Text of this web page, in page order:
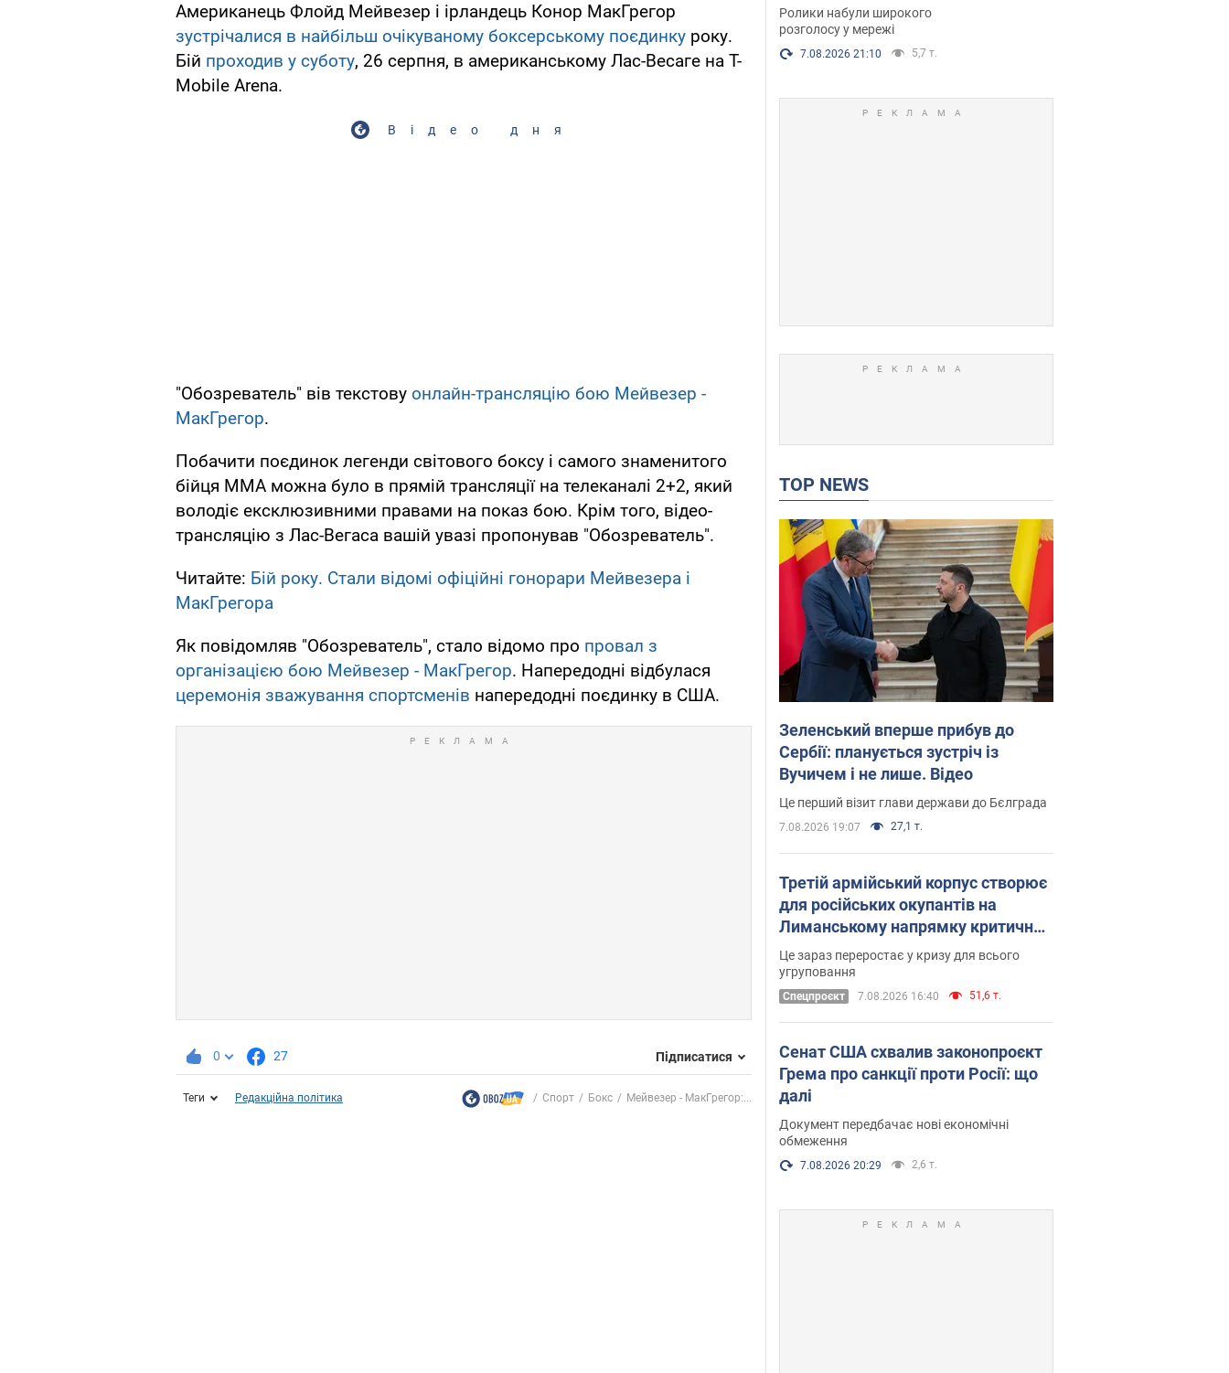
Американець Флойд Мейвезер і ірландець Конор МакГрегор
зустрічалися в найбільш очікуваному боксерському поєдинку року.
Бій проходив у суботу, 26 серпня, в американському Лас-Весаге на T-
Mobile Arena.
Відео дня
"Обозреватель" вів текстову онлайн-трансляцію бою Мейвезер -
МакГрегор.
Побачити поєдинок легенди світового боксу і самого знаменитого
бійця ММА можна було в прямій трансляції на телеканалі 2+2, який
володіє ексклюзивними правами на показ бою. Крім того, відео-
трансляцію з Лас-Вегаса вашій увазі пропонував "Обозреватель".
Читайте: Бій року. Стали відомі офіційні гонорари Мейвезера і
МакГрегора
Як повідомляв "Обозреватель", стало відомо про провал з
організацією бою Мейвезер - МакГрегор. Напередодні відбулася
церемонія зважування спортсменів напередодні поєдинку в США.
0 27 Підписатися
Теги Редакційна політика Спорт Бокс Мейвезер - МакГрегор:...
покарали. Відео
Ролики набули широкого
розголосу у мережі
7.08.2026 21:10 5,7 т.
TOP NEWS
Зеленський вперше прибув до
Сербії: планується зустріч із
Вучичем і не лише. Відео
Це перший візит глави держави до Бєлграда
7.08.2026 19:07 27,1 т.
Третій армійський корпус створює
для російських окупантів на
Лиманському напрямку критичний
дискомфорт: як це вдалося
Це зараз переростає у кризу для всього
угруповання
Cпецпроєкт 7.08.2026 16:40 51,6 т.
Сенат США схвалив законопроєкт
Грема про санкції проти Росії: що
далі
Документ передбачає нові економічні
обмеження
7.08.2026 20:29 2,6 т.